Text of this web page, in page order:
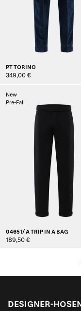
PT TORINO
349,00 €
New
Pre-Fall
04651/ A TRIP IN A BAG
189,50 €
DESIGNER-